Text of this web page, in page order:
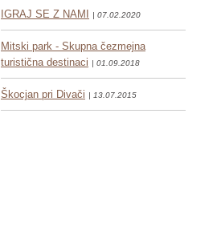
IGRAJ SE Z NAMI | 07.02.2020
Mitski park - Skupna čezmejna
turistična destinaci | 01.09.2018
Škocjan pri Divači | 13.07.2015